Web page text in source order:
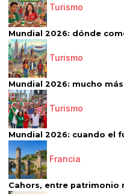
Turismo
Mundial 2026: dónde
Turismo
Mundial 2026: mucho
Turismo
Mundial 2026: cuando el
Francia
Cahors, entre patrimonio